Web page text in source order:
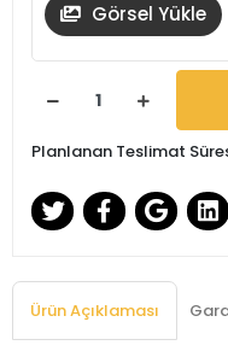
Görsel Yükle
Planlanan Teslimat
Ürün Açıklaması